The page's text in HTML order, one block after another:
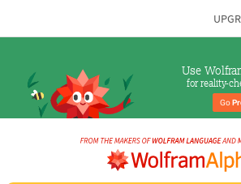
Use
for reality-
Go